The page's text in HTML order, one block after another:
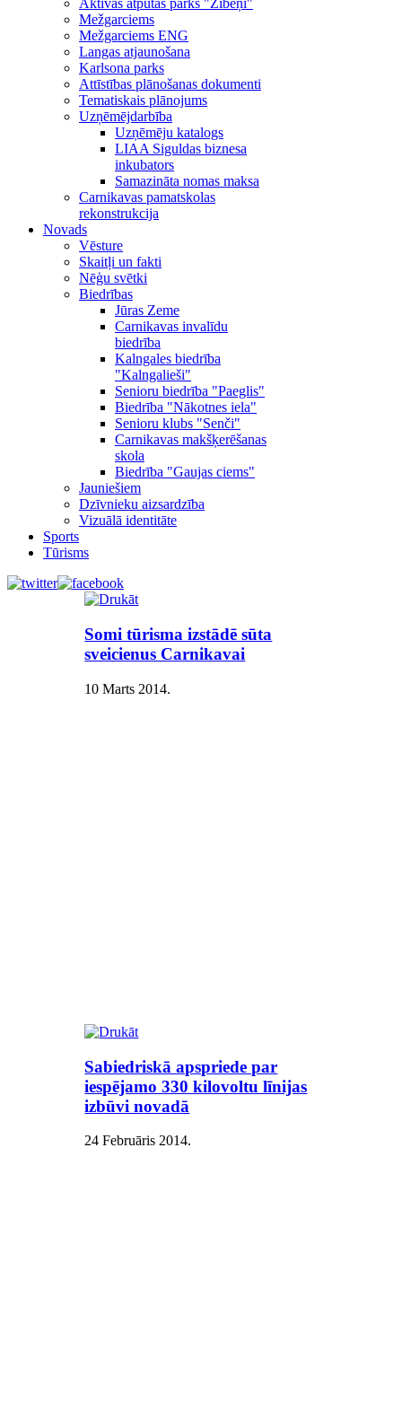
Aktīvās atpūtas parks "Zibeņi"
Mežgarciems
Mežgarciems ENG
Langas atjaunošana
Karlsona parks
Attīstības plānošanas dokumenti
Tematiskais plānojums
Uzņēmējdarbība
Uzņēmēju katalogs
LIAA Siguldas biznesa
inkubators
Samazināta nomas maksa
Carnikavas pamatskolas
rekonstrukcija
Novads
Vēsture
Skaitļi un fakti
Nēģu svētki
Biedrības
Jūras Zeme
Carnikavas invalīdu
biedrība
Kalngales biedrība
"Kalngalieši"
Senioru biedrība "Paeglis"
Biedrība "Nākotnes iela"
Senioru klubs "Senči"
Carnikavas makšķerēšanas
skola
Biedrība "Gaujas ciems"
Jauniešiem
Dzīvnieku aizsardzība
Vizuālā identitāte
Sports
Tūrisms
Somi tūrisma izstādē sūta
sveicienus Carnikavai
10 Marts 2014.
Sabiedriskā apspriede par
iespējamo 330 kilovoltu līnijas
izbūvi novadā
24 Februāris 2014.